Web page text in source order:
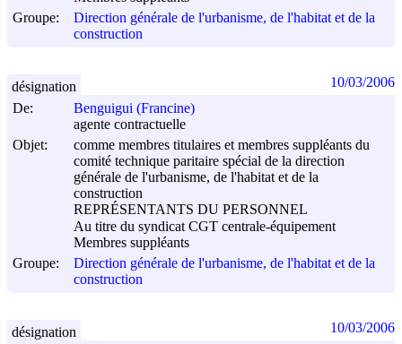
Groupe:
Direction générale de l'urbanisme, de l'habitat et de la
construction
De:
Benguigui (Francine)
agente contractuelle
Objet:
comme membres titulaires et membres suppléants du
comité technique paritaire spécial de la direction
générale de l'urbanisme, de l'habitat et de la
construction
REPRÉSENTANTS DU PERSONNEL
Au titre du syndicat CGT centrale-équipement
Membres suppléants
Groupe:
Direction générale de l'urbanisme, de l'habitat et de la
construction
désignation 10/03/2006
désignation 10/03/2006